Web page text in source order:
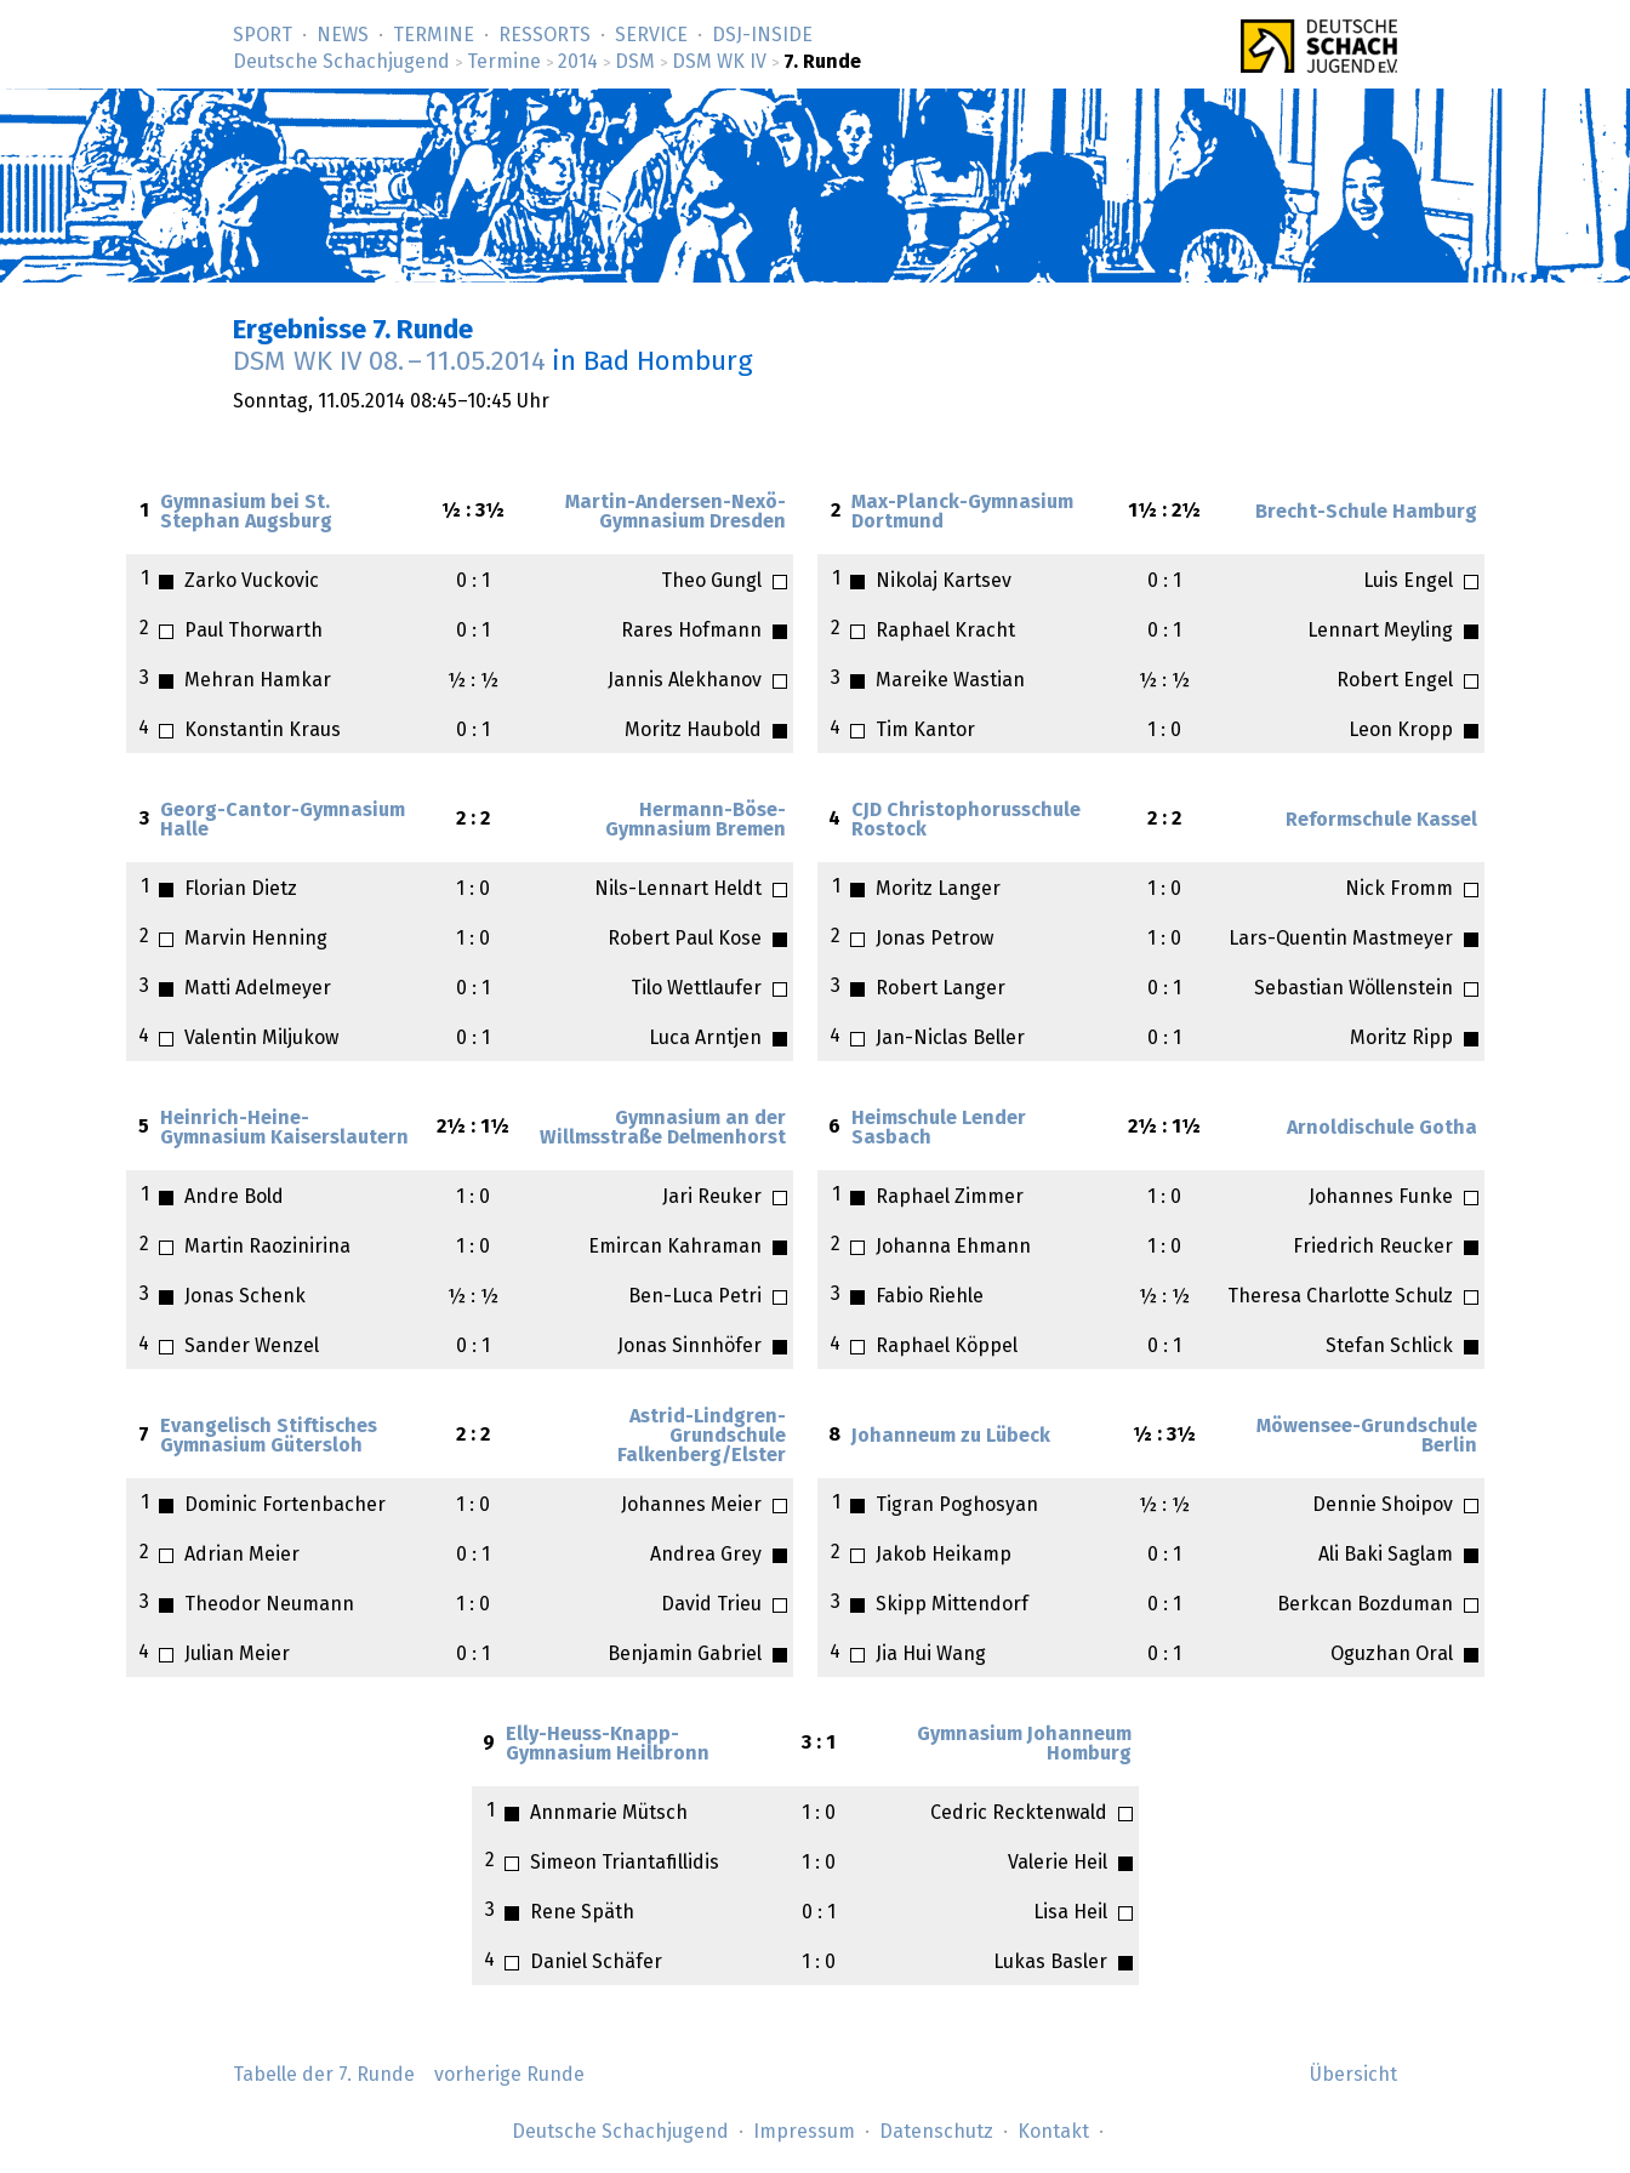
SPORT NEWS TERMINE RESSORTS SERVICE
DSJ-­INSIDE
Deutsche Schachjugend
> Termine > 2014 > DSM > DSM WK IV > 7. Runde
Ergebnisse 7. Runde
DSM WK IV 08. – 11.05.2014 in Bad Homburg
Sonntag, 11.05.2014 08:45–10:45 Uhr
1
Gymnasium bei St.
Stephan Augsburg
½ : 3½
Martin-Andersen-Nexö-
Gymnasium Dresden
1 Zarko Vuckovic 0 : 1 Theo Gungl
2 Paul Thorwarth 0 : 1 Rares Hofmann
3 Mehran Hamkar ½ : ½ Jannis Alekhanov
4 Konstantin Kraus 0 : 1 Moritz Haubold
2 Max-Planck-Gymnasium
Dortmund
1½ : 2½ Brecht-Schule Hamburg
1 Nikolaj Kartsev 0 : 1 Luis Engel
2 Raphael Kracht 0 : 1 Lennart Meyling
3 Mareike Wastian ½ : ½ Robert Engel
4 Tim Kantor 1 : 0 Leon Kropp
3
Georg-Cantor-Gymnasium
Halle
2 : 2
Hermann-Böse-
Gymnasium Bremen
1 Florian Dietz 1 : 0 Nils-Lennart Heldt
2 Marvin Henning 1 : 0 Robert Paul Kose
3 Matti Adelmeyer 0 : 1 Tilo Wettlaufer
4 Valentin Miljukow 0 : 1 Luca Arntjen
4
CJD Christophorusschule
Rostock
2 : 2 Reformschule Kassel
1 Moritz Langer 1 : 0 Nick Fromm
2 Jonas Petrow 1 : 0 Lars-Quentin Mastmeyer
3 Robert Langer 0 : 1 Sebastian Wöllenstein
4 Jan-Niclas Beller 0 : 1 Moritz Ripp
5
Heinrich-Heine-
Gymnasium Kaiserslautern
2½ : 1½
Gymnasium an der
Willmsstraße Delmenhorst
1 Andre Bold 1 : 0 Jari Reuker
2 Martin Raozinirina 1 : 0 Emircan Kahraman
3 Jonas Schenk ½ : ½ Ben-Luca Petri
4 Sander Wenzel 0 : 1 Jonas Sinnhöfer
6
Heimschule Lender
Sasbach
2½ : 1½ Arnoldischule Gotha
1 Raphael Zimmer 1 : 0 Johannes Funke
2 Johanna Ehmann 1 : 0 Friedrich Reucker
3 Fabio Riehle ½ : ½ Theresa Charlotte Schulz
4 Raphael Köppel 0 : 1 Stefan Schlick
7
Evangelisch Stiftisches
Gymnasium Gütersloh
2 : 2
Astrid-Lindgren-
Grundschule
Falkenberg/Elster
1 Dominic Fortenbacher 1 : 0 Johannes Meier
2 Adrian Meier 0 : 1 Andrea Grey
3 Theodor Neumann 1 : 0 David Trieu
4 Julian Meier 0 : 1 Benjamin Gabriel
8 Johanneum zu Lübeck ½ : 3½
Möwensee-Grundschule
Berlin
1 Tigran Poghosyan ½ : ½ Dennie Shoipov
2 Jakob Heikamp 0 : 1 Ali Baki Saglam
3 Skipp Mittendorf 0 : 1 Berkcan Bozduman
4 Jia Hui Wang 0 : 1 Oguzhan Oral
9
Elly-Heuss-Knapp-
Gymnasium Heilbronn
3 : 1
Gymnasium Johanneum
Homburg
1 Annmarie Mütsch 1 : 0 Cedric Recktenwald
2 Simeon Triantafillidis 1 : 0 Valerie Heil
3 Rene Späth 0 : 1 Lisa Heil
4 Daniel Schäfer 1 : 0 Lukas Basler
Tabelle der 7. Runde vorherige Runde Übersicht
Deutsche Schachjugend Impressum Datenschutz Kontakt